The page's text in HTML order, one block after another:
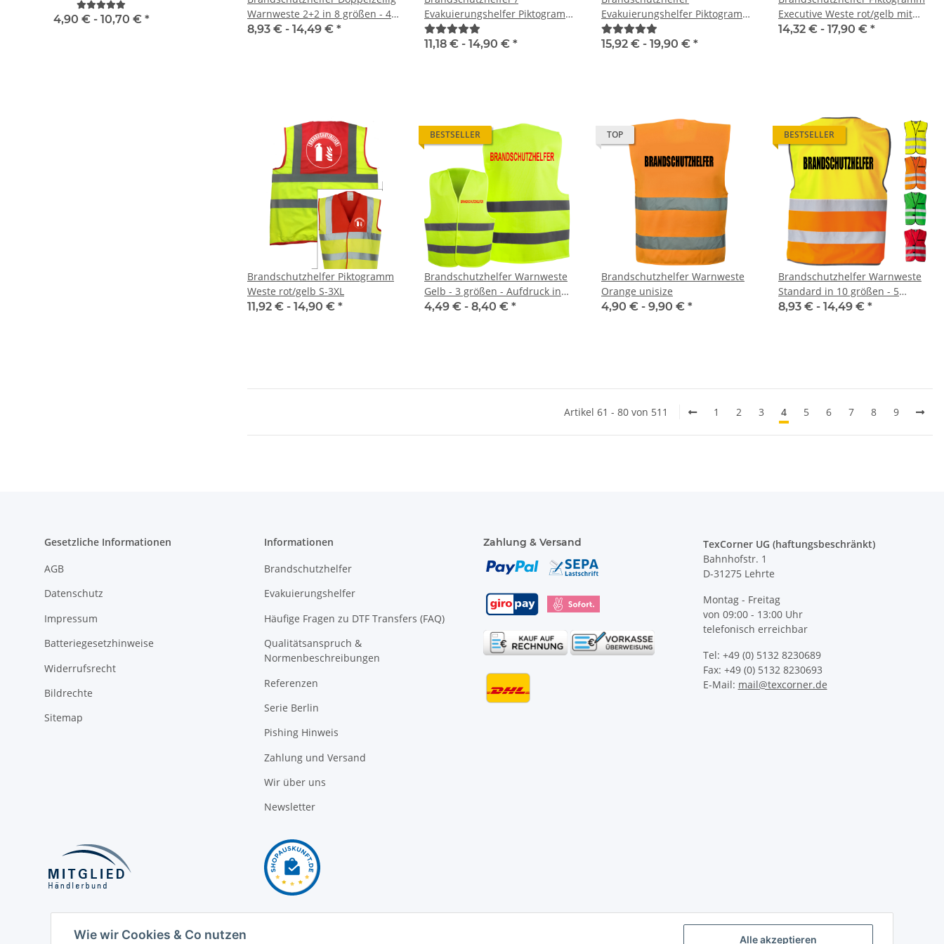
Warnweste 2+2 in 8 größen - 4
Farben - Doppelseitendruck
8,93 € - 14,49 € *
Evakuierungshelfer Piktogramm
Weste rot/gelb S-3XL
11,18 € - 14,90 € *
Evakuierungshelfer Piktogramm
Executive Weste rot/gelb mit
vielen Taschen S-3XL
15,92 € - 19,90 € *
Executive Weste rot/gelb mit
vielen Taschen S-3XL
14,32 € - 17,90 € *
Brandschutzhelfer Piktogramm
Weste rot/gelb S-3XL
11,92 € - 14,90 € *
BESTSELLER
Brandschutzhelfer Warnweste
Gelb - 3 größen - Aufdruck in
Signalrot
4,49 € - 8,40 € *
TOP
Brandschutzhelfer Warnweste
Orange unisize
4,90 € - 9,90 € *
BESTSELLER
Brandschutzhelfer Warnweste
Standard in 10 größen - 5
Farben - Doppelseitendruck
8,93 € - 14,49 € *
Artikel 61 - 80 von 511 1 2 3 4 5 6 7 8 9
Evakuierungshelfer Warnweste
in 10 größen
4,90 € - 10,70 € *
Karneval, Männertag
9,59 € -13,99 €*
Premium CMYK + weiß druck
ab6,74 €*
Evakuierungshelfer Warnweste
in 10 größen
4,90 € -10,70 €*
Karneval, Männertag
9,59 € -13,99 €*
Gesetzliche Informationen
AGB
Datenschutz
Impressum
Batteriegesetzhinweise
Widerrufsrecht
Bildrechte
Sitemap
Informationen
Brandschutzhelfer
Evakuierungshelfer
Häufige Fragen zu DTF Transfers (FAQ)
Qualitätsanspruch &
Normenbeschreibungen
Referenzen
Serie Berlin
Pishing Hinweis
Zahlung und Versand
Wir über uns
Newsletter
Zahlung & Versand
TexCorner UG (haftungsbeschränkt)
Bahnhofstr. 1
D-31275 Lehrte
Montag - Freitag
von 09:00 - 13:00 Uhr
telefonisch erreichbar
Tel: +49 (0) 5132 8230689
Fax: +49 (0) 5132 8230693
E-Mail: mail@texcorner.de
Wie wir Cookies & Co nutzen Alle akzeptieren